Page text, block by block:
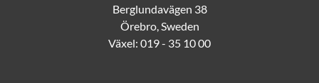
Berglundavägen 38
Örebro, Sweden
Växel: 019 - 35 10 00